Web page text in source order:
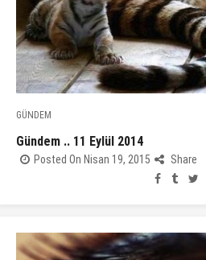
GÜNDEM
Gündem .. 11 Eylül 2014
Posted On Nisan 19, 2015 Share